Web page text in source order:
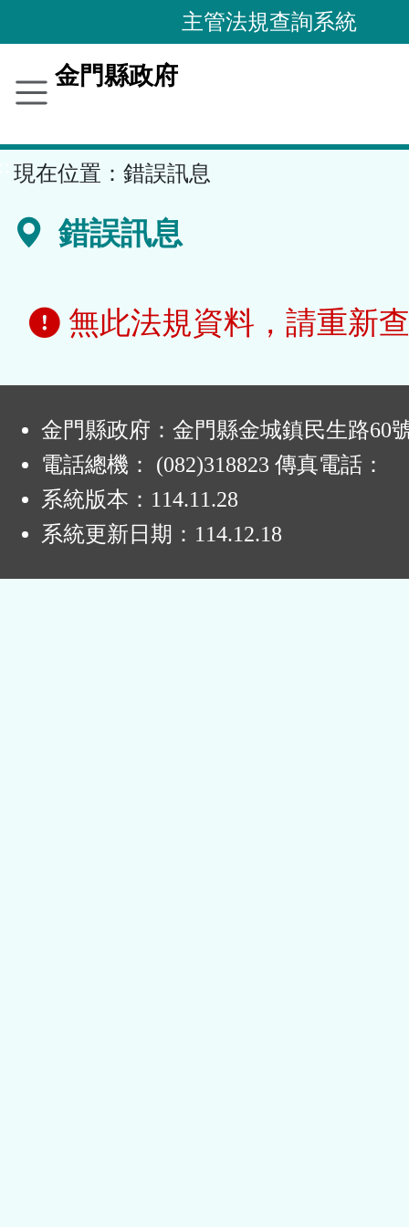
到
要
容
區
主管法規查詢系統
金門縣政府
現在位置： 錯誤訊息
錯誤訊息
無此法規資料，請重新
金門縣政府：金門縣金城鎮民生路60
電話總機： (082)318823 傳真電話：
系統版本： 114.11.28
系統更新日期： 114.12.18